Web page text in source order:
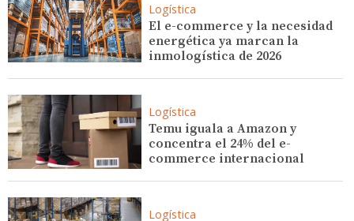
Logística
El e-commerce y la necesidad
energética ya marcan la
inmologística de 2026
Logística
Temu iguala a Amazon y
concentra el 24% del e-
commerce internacional
Logística